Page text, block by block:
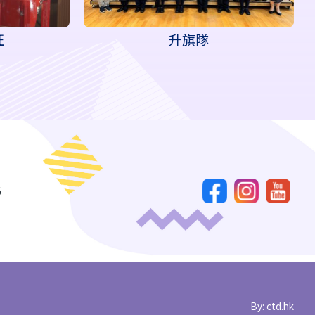
升旗隊
By: ctd.hk